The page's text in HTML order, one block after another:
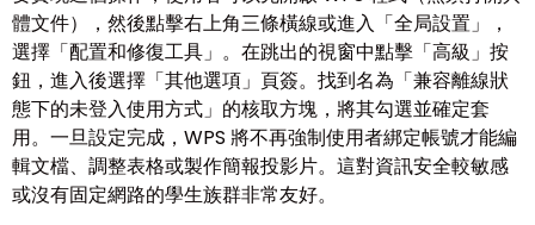
體文件），然後點擊右上角三條橫線或進入「全局設置」，
選擇「配置和修復工具」。在跳出的視窗中點擊「高級」按
鈕，進入後選擇「其他選項」頁簽。找到名為「兼容離線狀
態下的未登入使用方式」的核取方塊，將其勾選並確定套
用。一旦設定完成，WPS 將不再強制使用者綁定帳號才能編
輯文檔、調整表格或製作簡報投影片。這對資訊安全較敏感
或沒有固定網路的學生族群非常友好。